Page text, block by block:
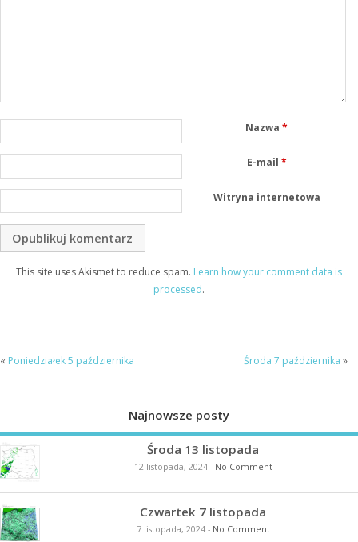
Nazwa*
E-mail *
Witryna internetowa
This site uses Akismet to reduce spam. Learn how your comment data is
processed.
« Poniedziałek 5 października Środa 7 października »
Najnowsze posty
Środa 13 listopada
12 listopada, 2024- No Comment
Czwartek 7 listopada
7 listopada, 2024- No Comment